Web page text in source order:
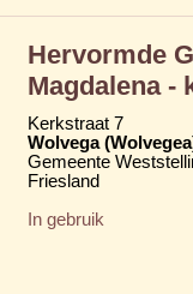
Hervormde
Magdalena -
Kerkstraat 7
Wolvega
Gemeente
Friesland
In gebruik